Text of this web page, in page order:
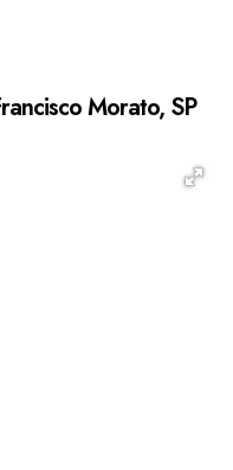
Morato, SP